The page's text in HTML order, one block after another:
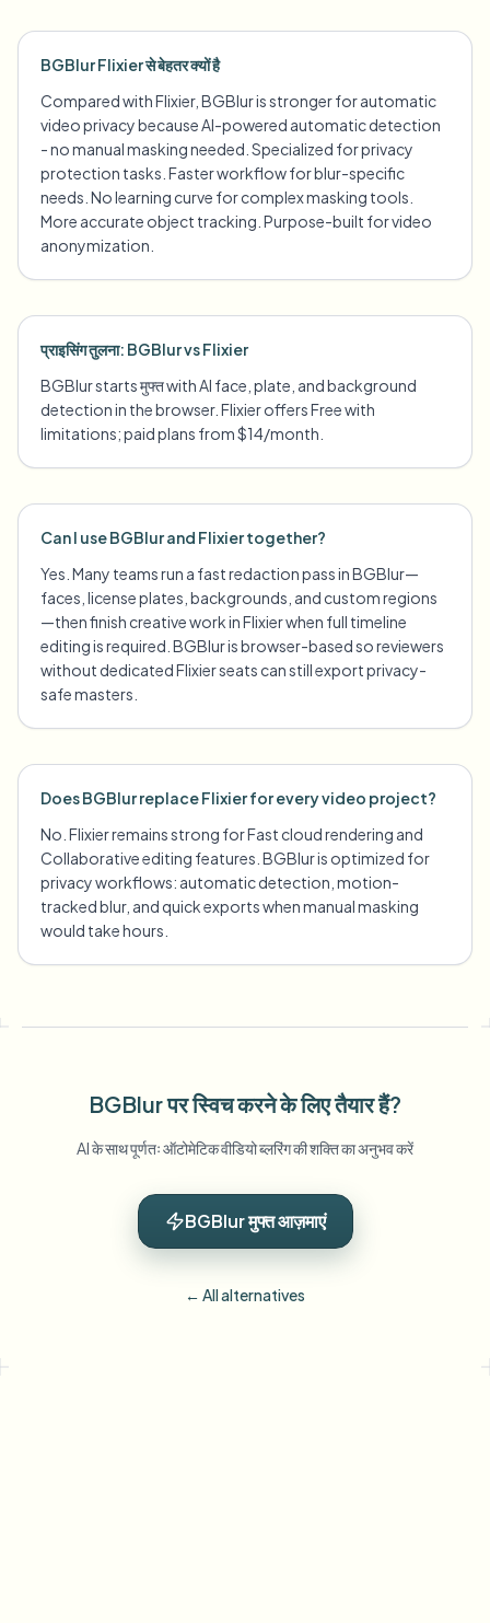
BGBlur Flixier से बेहतर क्यों है
Compared with Flixier, BGBlur is stronger for automatic
video privacy because AI-powered automatic detection
- no manual masking needed. Specialized for privacy
protection tasks. Faster workflow for blur-specific
needs. No learning curve for complex masking tools.
More accurate object tracking. Purpose-built for video
anonymization.
प्राइसिंग तुलना: BGBlur vs Flixier
BGBlur starts मुफ्त with AI face, plate, and background
detection in the browser. Flixier offers Free with
limitations; paid plans from $14/month.
Can I use BGBlur and Flixier together?
Yes. Many teams run a fast redaction pass in BGBlur—
faces, license plates, backgrounds, and custom regions
—then finish creative work in Flixier when full timeline
editing is required. BGBlur is browser-based so reviewers
without dedicated Flixier seats can still export privacy-
safe masters.
Does BGBlur replace Flixier for every video project?
No. Flixier remains strong for Fast cloud rendering and
Collaborative editing features. BGBlur is optimized for
privacy workflows: automatic detection, motion-
tracked blur, and quick exports when manual masking
would take hours.
BGBlur पर स्विच करने के लिए तैयार हैं?
AI के साथ पूर्णतः ऑटोमेटिक वीडियो ब्लरिंग की शक्ति का अनुभव करें
BGBlur मुफ्त आज़माएं
← All alternatives